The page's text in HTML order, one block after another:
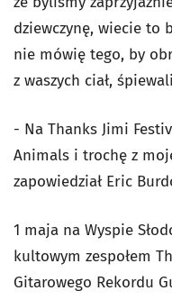
dziewczynę, wiecie to
nie mówię tego, by
z waszych ciał,
- Na Thanks Jimi
Animals i trochę z
zapowiedział Eric
1 maja na Wyspie
kultowym zespołem
Gitarowego Rekordu